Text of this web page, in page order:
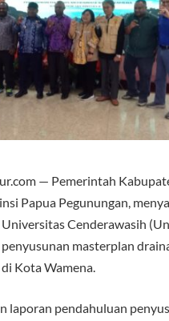
— Pemerintah
Papua Pegunungan,
Cenderawasih
masterplan
Kota Wamena.
laporan pendahuluan